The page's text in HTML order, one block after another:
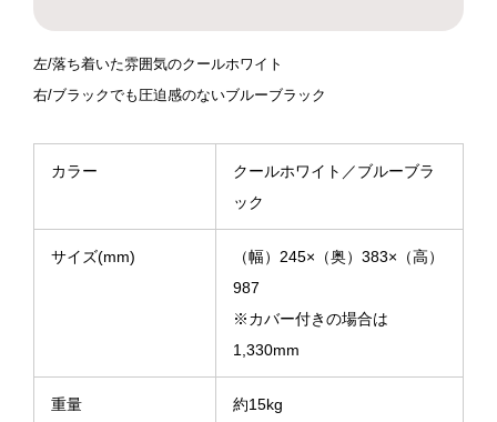
左/落ち着いた雰囲気のクールホワイト
右/ブラックでも圧迫感のないブルーブラック
カラー
クールホワイト／ブルーブラ
ック
サイズ(mm)
（幅）245×（奥）383×（高）
987
※カバー付きの場合は
1,330mm
重量 約15kg